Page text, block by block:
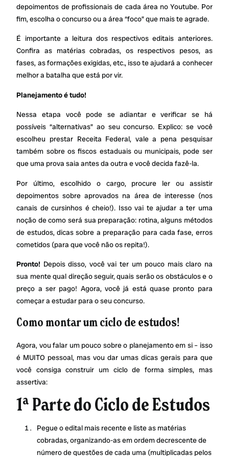
depoimentos de profissionais de cada área no Youtube. Por
fim, escolha o concurso ou a área “foco” que mais te agrade.
É importante a leitura dos respectivos editais anteriores.
Confira as matérias cobradas, os respectivos pesos, as
fases, as formações exigidas, etc., isso te ajudará a conhecer
melhor a batalha que está por vir.
Planejamento é tudo!
Nessa etapa você pode se adiantar e verificar se há
possíveis “alternativas” ao seu concurso. Explico: se você
escolheu prestar Receita Federal, vale a pena pesquisar
também sobre os fiscos estaduais ou municipais, pode ser
que uma prova saia antes da outra e você decida fazê-la.
Por último, escolhido o cargo, procure ler ou assistir
depoimentos sobre aprovados na área de interesse (nos
canais de cursinhos é cheio!). Isso vai te ajudar a ter uma
noção de como será sua preparação: rotina, alguns métodos
de estudos, dicas sobre a preparação para cada fase, erros
cometidos (para que você não os repita!).
Pronto! Depois disso, você vai ter um pouco mais claro na
sua mente qual direção seguir, quais serão os obstáculos e o
preço a ser pago! Agora, você já está quase pronto para
começar a estudar para o seu concurso.
Como montar um ciclo de estudos!
Agora, vou falar um pouco sobre o planejamento em si – isso
é MUITO pessoal, mas vou dar umas dicas gerais para que
você consiga construir um ciclo de forma simples, mas
assertiva:
1ª Parte do Ciclo de Estudos
Pegue o edital mais recente e liste as matérias
cobradas, organizando-as em ordem decrescente de
número de questões de cada uma (multiplicadas pelos